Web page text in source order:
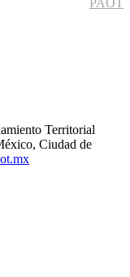
PAOT
Territorial
Ciudad de